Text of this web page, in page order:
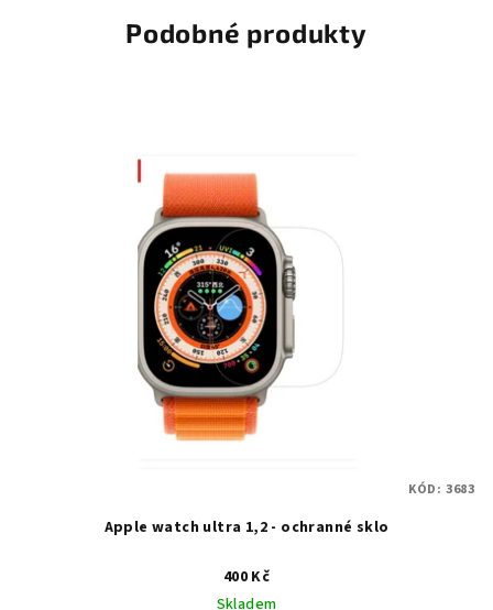
Podobné produkty
Apple watch ultra 1,2 - ochranné sklo
400 Kč
Skladem
KÓD: 3683